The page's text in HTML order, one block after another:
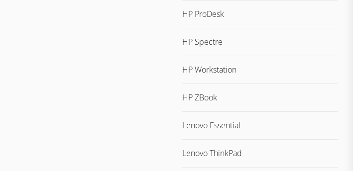
HP ProDesk
HP Spectre
HP Workstation
HP ZBook
Lenovo Essential
Lenovo ThinkPad